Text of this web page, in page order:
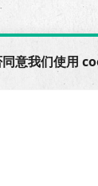
意我们使用